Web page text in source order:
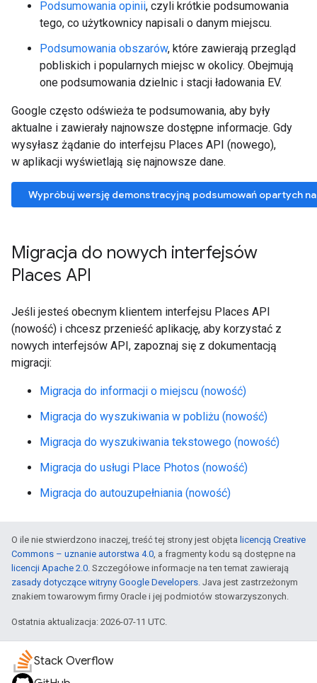
Podsumowania opinii, czyli krótkie podsumowania
tego, co użytkownicy napisali o danym miejscu.
Podsumowania obszarów, które zawierają przegląd
pobliskich i popularnych miejsc w okolicy. Obejmują
one podsumowania dzielnic i stacji ładowania EV.
Google często odświeża te podsumowania, aby były
aktualne i zawierały najnowsze dostępne informacje. Gdy
wysyłasz żądanie do interfejsu Places API (nowego),
w aplikacji wyświetlają się najnowsze dane.
Wypróbuj wersję demonstracyjną podsumowań opartych
Migracja do nowych interfejsów
Places API
Jeśli jesteś obecnym klientem interfejsu Places API
(nowość) i chcesz przenieść aplikację, aby korzystać z
nowych interfejsów API, zapoznaj się z dokumentacją
migracji:
Migracja do informacji o miejscu (nowość)
Migracja do wyszukiwania w pobliżu (nowość)
Migracja do wyszukiwania tekstowego (nowość)
Migracja do usługi Place Photos (nowość)
Migracja do autouzupełniania (nowość)
O ile nie stwierdzono inaczej, treść tej strony jest objęta licencją Creative
Commons – uznanie autorstwa 4.0, a fragmenty kodu są dostępne na
licencji Apache 2.0. Szczegółowe informacje na ten temat zawierają
zasady dotyczące witryny Google Developers. Java jest zastrzeżonym
znakiem towarowym firmy Oracle i jej podmiotów stowarzyszonych.
Ostatnia aktualizacja: 2026-07-11 UTC.
Stack Overflow